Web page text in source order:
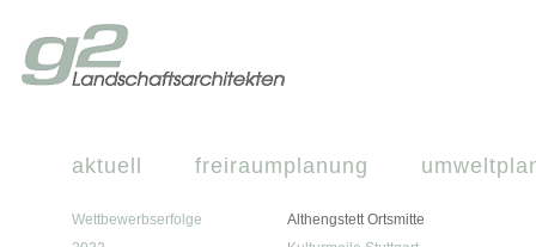
aktuell freiraumplanung
Wettbewerbserfolge
Althengstett Ortsmitte